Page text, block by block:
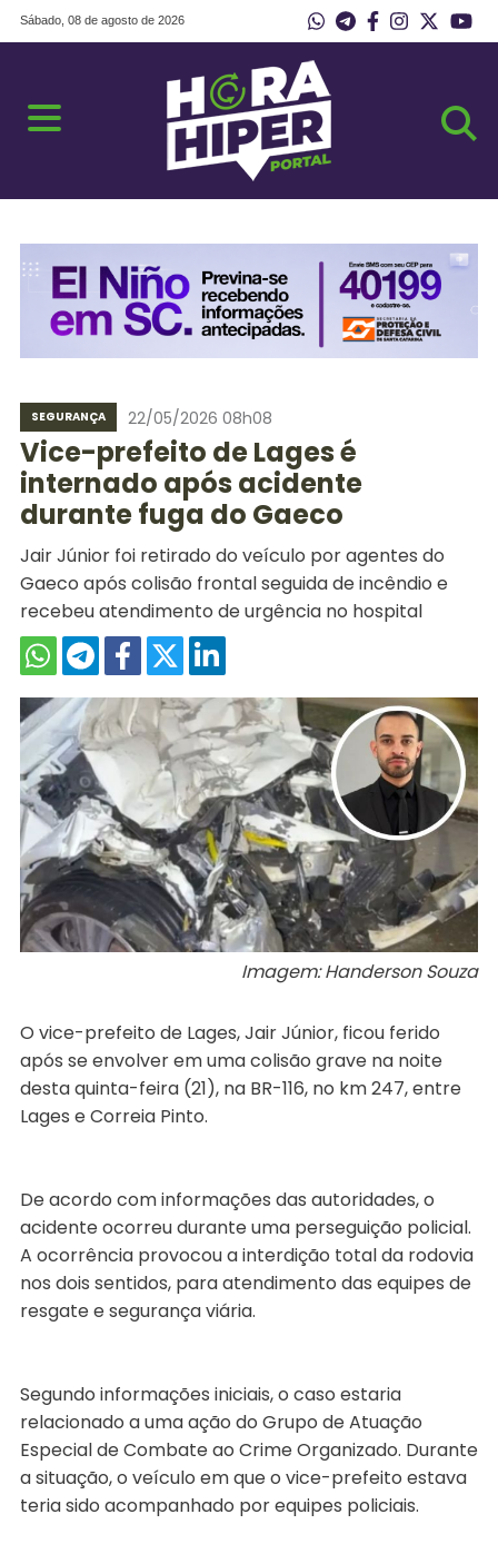
Sábado, 08 de agosto de 2026
SEGURANÇA 22/05/2026 08h08
Vice-prefeito de Lages é
internado após acidente
durante fuga do Gaeco
Jair Júnior foi retirado do veículo por agentes do
Gaeco após colisão frontal seguida de incêndio e
recebeu atendimento de urgência no hospital
Imagem: Handerson Souza
O vice-prefeito de Lages, Jair Júnior, ficou ferido
após se envolver em uma colisão grave na noite
desta quinta-feira (21), na BR-116, no km 247, entre
Lages e Correia Pinto.
De acordo com informações das autoridades, o
acidente ocorreu durante uma perseguição policial.
A ocorrência provocou a interdição total da rodovia
nos dois sentidos, para atendimento das equipes de
resgate e segurança viária.
Segundo informações iniciais, o caso estaria
relacionado a uma ação do Grupo de Atuação
Especial de Combate ao Crime Organizado. Durante
a situação, o veículo em que o vice-prefeito estava
teria sido acompanhado por equipes policiais.